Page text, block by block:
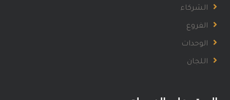
الشركاء
الفروع
الوحدات
اللجان